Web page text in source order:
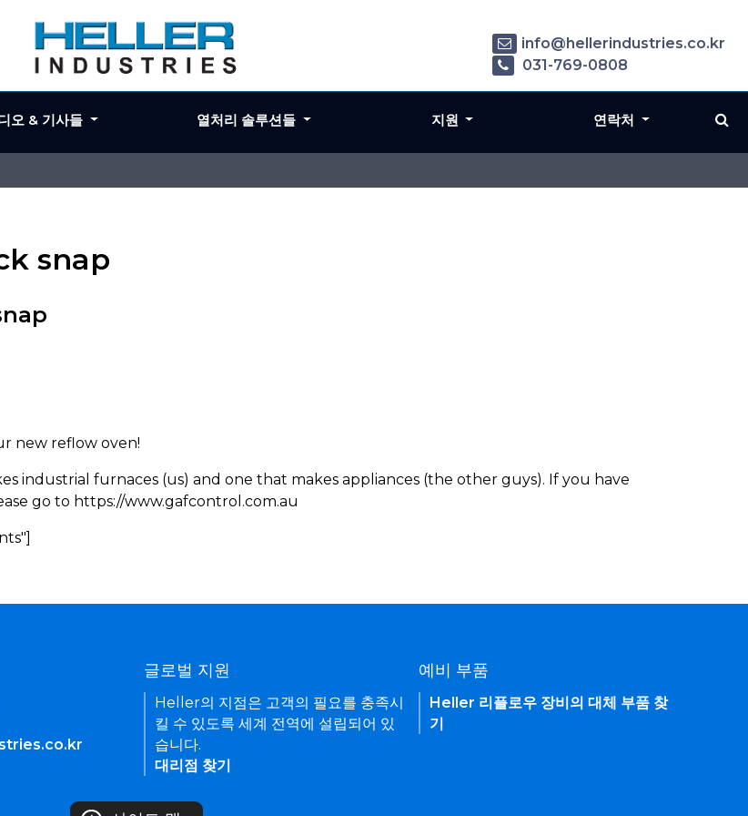
snap
new reflow oven!
industrial furnaces (us) and one that makes appliances (the other guys). If you have
go to https://www.gafcontrol.com.au
info@hellerindustries.co.kr
031-769-0808
오 & 기사들 열처리 솔루션들 지원 연락처
글로벌 지원
Heller의 지점은 고객의 필요를 충족시
킬 수 있도록 세계 전역에 설립되어 있
습니다.
대리점 찾기
예비 부품
Heller 리플로우 장비의 대체 부품 찾
기